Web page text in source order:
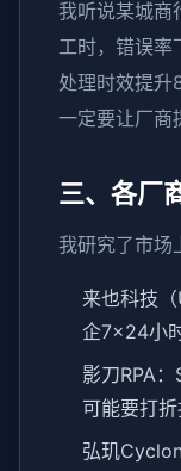
我听说某城商
工时，错误
处理时效提升
一定要让厂商
三、各厂
我研究了市场
来也科技
企7×24小
影刀RPA
可能要打折
弘玑